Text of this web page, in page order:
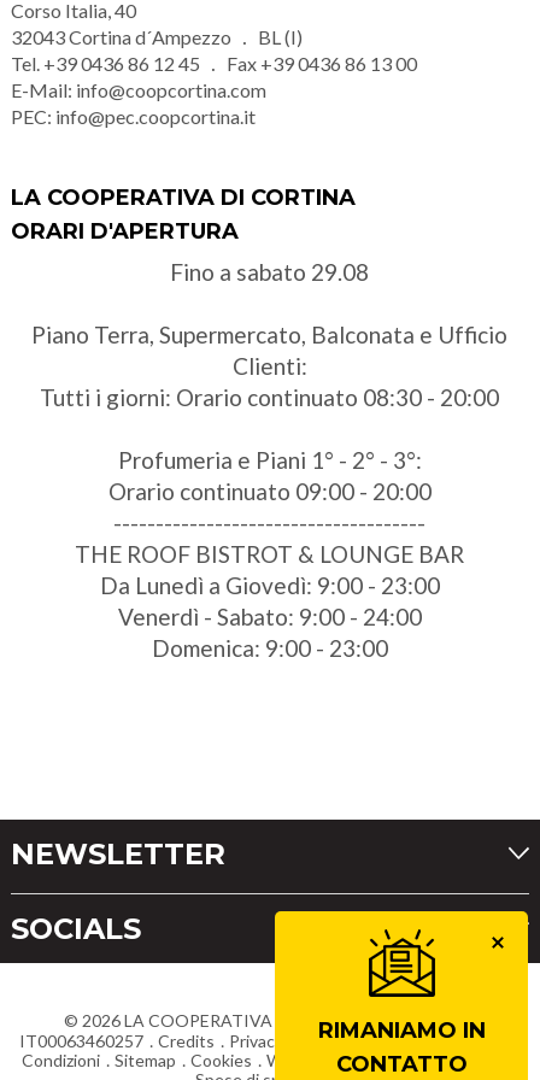
Corso Italia, 40
32043Cortina d´Ampezzo
BL (I)
Tel. +39 0436 86 12 45 Fax +39 0436 86 13 00
E-Mail: info@coopcortina.com
PEC: info@pec.coopcortina.it
LA COOPERATIVA DI CORTINA
ORARI D'APERTURA
Fino a sabato 29.08
Piano Terra, Supermercato, Balconata e Ufficio
Clienti:
Tutti i giorni: Orario continuato 08:30 - 20:00
Profumeria e Piani 1° - 2° - 3°:
Orario continuato 09:00 - 20:00
-------------------------------------
THE ROOF BISTROT & LOUNGE BAR
Da Lunedì a Giovedì: 9:00 - 23:00
Venerdì - Sabato: 9:00 - 24:00
Domenica: 9:00 - 23:00
NEWSLETTER
SOCIALS
© 2026LA COOPERATIVA DI CORTINA
Partita IVA
IT00063460257
Credits Privacy
Dichiarazione di accessibilità
Condizioni
Sitemap Cookies Whistleblowing
Lavora con noi
RIMANIAMO IN
CONTATTO